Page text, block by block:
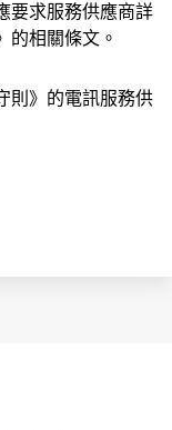
要求服務供應商詳
的相關條文。
則》的電訊服務供